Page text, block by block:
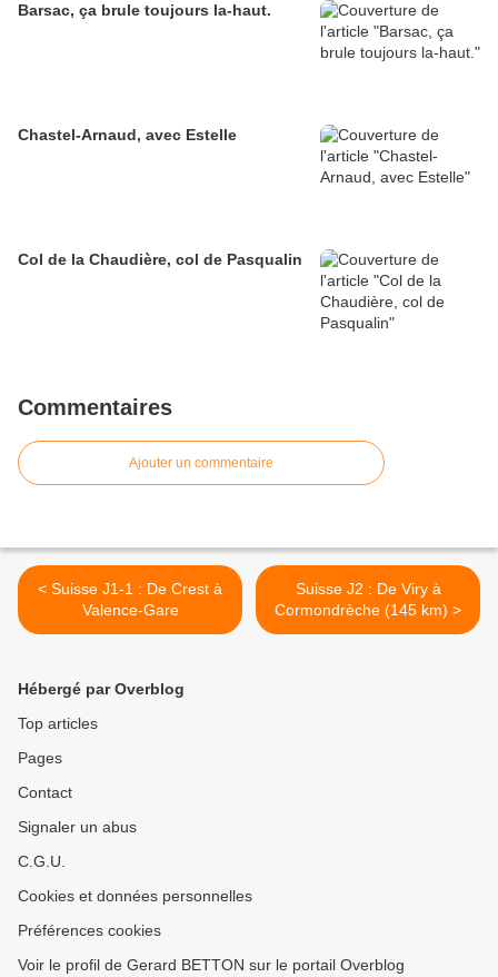
Barsac, ça brule toujours la-haut.
Chastel-Arnaud, avec Estelle
Col de la Chaudière, col de Pasqualin
Commentaires
Ajouter un commentaire
< Suisse J1-1 : De Crest à
Valence-Gare
Suisse J2 : De Viry à
Cormondrèche (145 km) >
Hébergé par Overblog
Top articles
Pages
Contact
Signaler un abus
C.G.U.
Cookies et données personnelles
Préférences cookies
Voir le profil de Gerard BETTON sur le portail Overblog